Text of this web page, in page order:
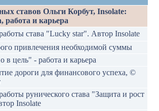
ставов Ольги Корбут, Insolate:
работа и карьера
става "Lucky star". Автор Insolate
привлечения необходимой суммы
в цель" - работа и карьера
дороги для финансового успеха, ©
рунического става "Защита и рост
Insolate